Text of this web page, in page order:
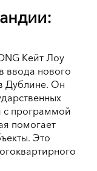
Кейт Лоу
ввода нового
Дублине. Он
с программой
помогает
Это